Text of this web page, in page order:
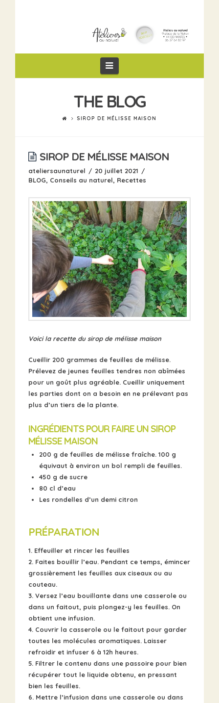
Navigation
THE BLOG
SIROP DE MÉLISSE MAISON
SIROP DE MÉLISSE MAISON
ateliersaunaturel
20 juillet 2021
BLOG, Conseils au naturel, Recettes
Voici la recette du sirop de mélisse maison
Cueillir 200 grammes de feuilles de mélisse.
Prélevez de jeunes feuilles tendres non abîmées
pour un goût plus agréable. Cueillir uniquement
les parties dont on a besoin en ne prélevant pas
plus d’un tiers de la plante.
INGRÉDIENTS POUR FAIRE UN SIROP
MÉLISSE MAISON
200 g de feuilles de mélisse fraîche. 100 g
équivaut à environ un bol rempli de feuilles.
450 g de sucre
80 cl d’eau
Les rondelles d’un demi citron
PRÉPARATION
1. Effeuiller et rincer les feuilles
2. Faites bouillir l’eau. Pendant ce temps, émincer
grossièrement les feuilles aux ciseaux ou au
couteau.
3. Versez l’eau bouillante dans une casserole ou
dans un faitout, puis plongez-y les feuilles. On
obtient une infusion.
4. Couvrir la casserole ou le faitout pour garder
toutes les molécules aromatiques. Laisser
refroidir et infuser 6 à 12h heures.
5. Filtrer le contenu dans une passoire pour bien
récupérer tout le liquide obtenu, en pressant
bien les feuilles.
6. Mettre l’infusion dans une casserole ou dans